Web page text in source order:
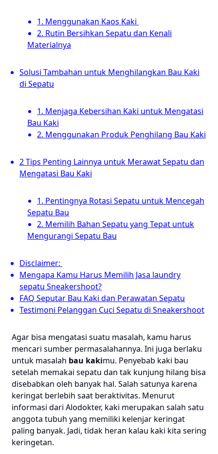
1. Menggunakan Kaos Kaki
2. Rutin Bersihkan Sepatu dan Kenali
Materialnya
Solusi Tambahan untuk Menghilangkan Bau Kaki
di Sepatu
1. Menjaga Kebersihan Kaki untuk Mengatasi
Bau Kaki
2. Menggunakan Produk Penghilang Bau Kaki
2 Tips Penting Lainnya untuk Merawat Sepatu dan
Mengatasi Bau Kaki
1. Pentingnya Rotasi Sepatu untuk Mencegah
Sepatu Bau
2. Memilih Bahan Sepatu yang Tepat untuk
Mengurangi Sepatu Bau
Disclaimer:
Mengapa Kamu Harus Memilih Jasa laundry
sepatu Sneakershoot?
FAQ Seputar Bau Kaki dan Perawatan Sepatu
Testimoni Pelanggan Cuci Sepatu di Sneakershoot
Agar bisa mengatasi suatu masalah, kamu harus
mencari sumber permasalahannya. Ini juga berlaku
untuk masalah bau kakimu. Penyebab kaki bau
setelah memakai sepatu dan tak kunjung hilang bisa
disebabkan oleh banyak hal. Salah satunya karena
keringat berlebih saat beraktivitas. Menurut
informasi dari Alodokter, kaki merupakan salah satu
anggota tubuh yang memiliki kelenjar keringat
paling banyak. Jadi, tidak heran kalau kaki kita sering
keringetan.